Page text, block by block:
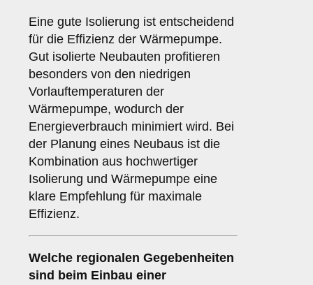
Eine gute Isolierung ist entscheidend
für die Effizienz der Wärmepumpe.
Gut isolierte Neubauten profitieren
besonders von den niedrigen
Vorlauftemperaturen der
Wärmepumpe, wodurch der
Energieverbrauch minimiert wird. Bei
der Planung eines Neubaus ist die
Kombination aus hochwertiger
Isolierung und Wärmepumpe eine
klare Empfehlung für maximale
Effizienz.
Welche regionalen Gegebenheiten
sind beim Einbau einer